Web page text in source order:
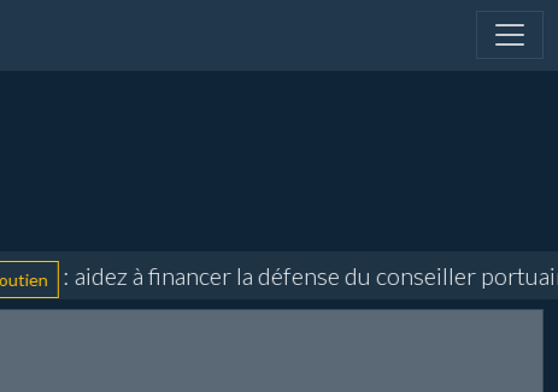
: aidez à financer la défense du conseiller portuaire